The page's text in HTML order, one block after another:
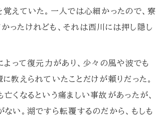
えていた。一人では心細かったので、寮
ったけれども、それは西川には押し隠し
よって復元力があり、少々の風や波でも
教えられていたことだけが頼りだった。
くなるという痛ましい事故があったが、
い。湖ですら転覆するのだから、もしも